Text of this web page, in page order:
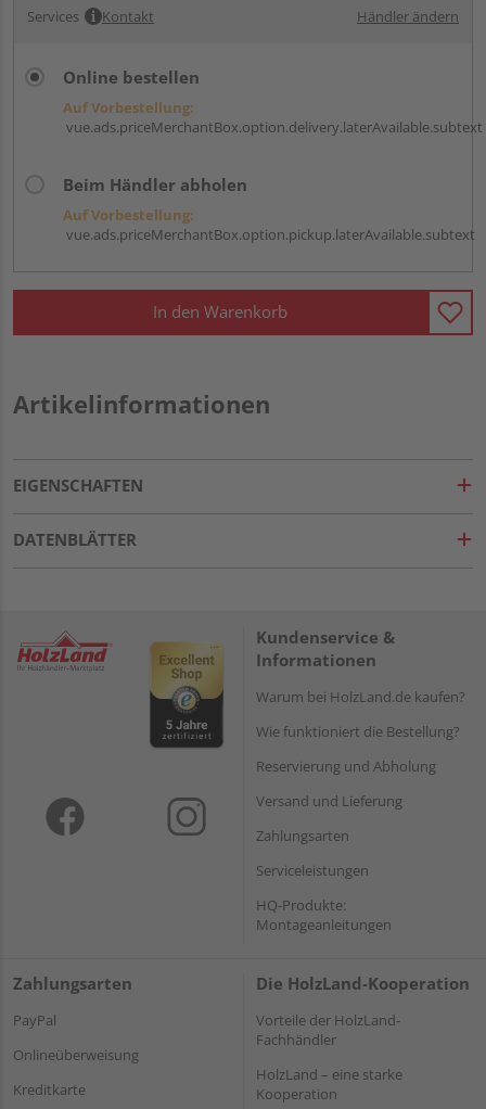
Services Kontakt Händler ändern
Online bestellen
Auf Vorbestellung:
vue.ads.priceMerchantBox.option.delivery.laterAvailable.subtext
Beim Händler abholen
Auf Vorbestellung:
vue.ads.priceMerchantBox.option.pickup.laterAvailable.subtext
In den Warenkorb
Artikelinformationen
EIGENSCHAFTEN
DATENBLÄTTER
Kundenservice &
Informationen
Warum bei HolzLand.de kaufen?
Wie funktioniert die Bestellung?
Reservierung und Abholung
Versand und Lieferung
Zahlungsarten
Serviceleistungen
HQ-Produkte:
Montageanleitungen
Zahlungsarten
PayPal
Onlineüberweisung
Kreditkarte
Die HolzLand-Kooperation
Vorteile der HolzLand-
Fachhändler
HolzLand – eine starke
Kooperation